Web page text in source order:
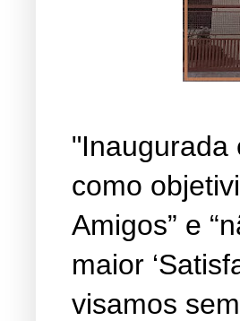
"Inaugurada
como
Amigos” e
maior
visamos